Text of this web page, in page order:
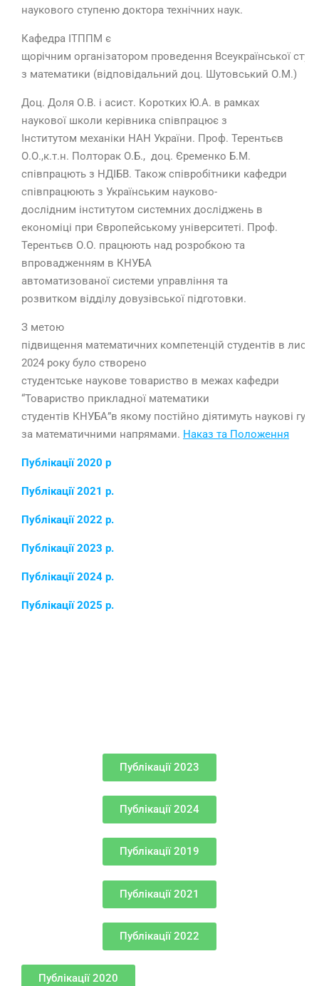
наукового ступеню доктора технічних наук.
Кафедра ІТППМ є
щорічним організатором проведення Всеукраїнської
з математики (відповідальний доц. Шутовський О.М.)
Доц. Доля О.В. і асист. Коротких Ю.А. в рамках
наукової школи керівника співпрацює з
Інститутом механіки НАН України. Проф. Терентьєв
О.О.,к.т.н. Полторак О.Б., доц. Єременко Б.М.
співпрацють з НДІБВ. Також співробітники кафедри
співпрацюють з Українським науково-
дослідним інститутом системних досліджень в
економіці при Європейському університеті. Проф.
Терентьєв О.О. працюють над розробкою та
впровадженням в КНУБА
автоматизованої системи управління та
розвитком відділу довузівської підготовки.
З метою
підвищення математичних компетенцій студентів в
2024 року було створено
студентське наукове товариство в межах кафедри
“Товариство прикладної математики
студентів КНУБА”в якому постійно діятимуть наукові
за математичними напрямами. Наказ та Положення
Публікації 2020 р
Публікації 2021 р.
Публікації 2022 р.
Публікації 2023 р.
Публікації 2024 р.
Публікації 2025 р.
Публікації 2023
Публікації 2024
Публікації 2019
Публікації 2021
Публікації 2022
Публікації 2020